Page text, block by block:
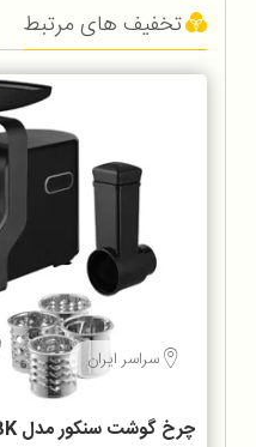
تخفیف های مرتبط
سراسر ایران
چرخ گوشت سنکور مدل 5400BK